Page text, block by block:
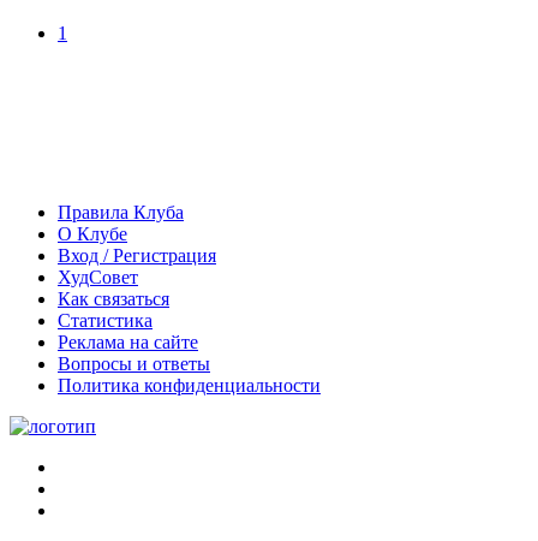
1
Правила Клуба
О Клубе
Вход / Регистрация
ХудСовет
Как связаться
Статистика
Реклама на сайте
Вопросы и ответы
Политика конфиденциальности